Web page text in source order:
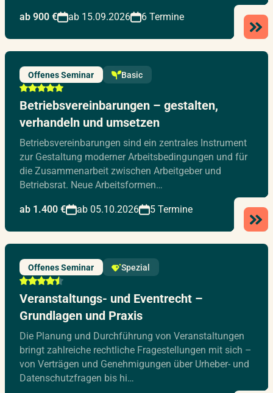
ab 900 € ab 15.09.2026 6 Termine
Offenes Seminar Basic
Betriebsvereinbarungen – gestalten,
verhandeln und umsetzen
Betriebsvereinbarungen sind ein zentrales Instrument
zur Gestaltung moderner Arbeitsbedingungen und für
die Zusammenarbeit zwischen Arbeitgeber und
Betriebsrat. Neue Arbeitsformen…
ab 1.400 € ab 05.10.2026 5 Termine
Offenes Seminar Spezial
Veranstaltungs- und Eventrecht –
Grundlagen und Praxis
Die Planung und Durchführung von Veranstaltungen
bringt zahlreiche rechtliche Fragestellungen mit sich –
von Verträgen und Genehmigungen über Urheber- und
Datenschutzfragen bis hi…